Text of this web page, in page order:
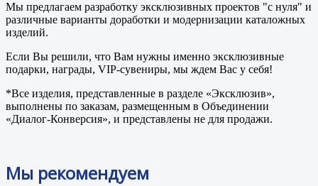
Мы предлагаем разработку эксклюзивных проектов "с нуля" и
различные варианты доработки и модернизации каталожных
изделий.
Если Вы решили, что Вам нужны именно эксклюзивные
подарки, награды, VIP-сувениры, мы ждем Вас у себя!
*Все изделия, представленные в разделе «Эксклюзив»,
выполнены по заказам, размещенным в Объединении
«Диалог-Конверсия», и представлены не для продажи.
Мы рекомендуем